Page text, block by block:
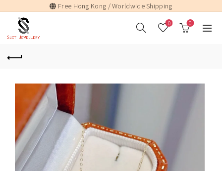
Free Hong Kong / Worldwide Shipping
0 0